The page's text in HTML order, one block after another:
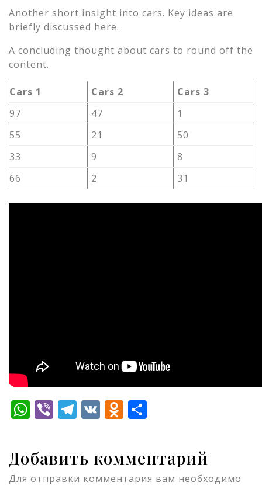
Another short insight into cars. Key ideas are
briefly discussed here.
A concluding thought about cars to round off the
content.
Cars 1 Cars 2
Cars 3
97
47
1
55
21
50
33
9
8
66
2 31
WhatsApp
ViberTelegram
VKOdnoklassniki
Добавить комментарий
Для отправки комментария вам необходимо